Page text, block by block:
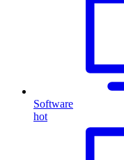
Software
hot